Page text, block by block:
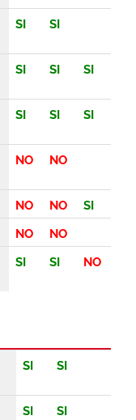
SI SI
SI SI SI
SI SI SI
NO NO
NO NO
SI
NO
NO
SI SI NO
SI SI
SI SI